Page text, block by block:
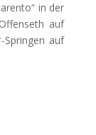
in der
auf
Springen auf